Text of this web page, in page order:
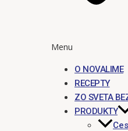
Menu
O NOVALIME
RECEPTY
ZO SVETA
PRODUKTY